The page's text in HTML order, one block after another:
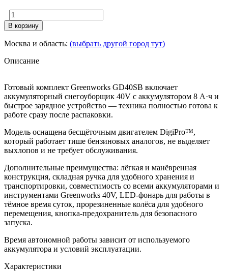
В корзину
Москва и область: (выбрать другой город тут)
Описание
Готовый комплект Greenworks GD40SB включает
аккумуляторный снегоуборщик 40V с аккумулятором 8 А·ч и
быстрое зарядное устройство — техника полностью готова к
работе сразу после распаковки.
Модель оснащена бесщёточным двигателем DigiPro™,
который работает тише бензиновых аналогов, не выделяет
выхлопов и не требует обслуживания.
Дополнительные преимущества: лёгкая и манёвренная
конструкция, складная ручка для удобного хранения и
транспортировки, совместимость со всеми аккумуляторами и
инструментами Greenworks 40V, LED-фонарь для работы в
тёмное время суток, прорезиненные колёса для удобного
перемещения, кнопка-предохранитель для безопасного
запуска.
Время автономной работы зависит от используемого
аккумулятора и условий эксплуатации.
Характеристики